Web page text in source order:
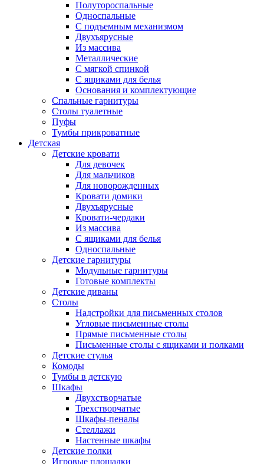
Полутороспальные
Односпальные
С подъемным механизмом
Двухъярусные
Из массива
Металлические
С мягкой спинкой
С ящиками для белья
Основания и комплектующие
Спальные гарнитуры
Столы туалетные
Пуфы
Тумбы прикроватные
Детская
Детские кровати
Для девочек
Для мальчиков
Для новорожденных
Кровати домики
Двухъярусные
Кровати-чердаки
Из массива
С ящиками для белья
Односпальные
Детские гарнитуры
Модульные гарнитуры
Готовые комплекты
Детские диваны
Столы
Надстройки для письменных столов
Угловые письменные столы
Прямые письменные столы
Письменные столы с ящиками и полками
Детские стулья
Комоды
Тумбы в детскую
Шкафы
Двухстворчатые
Трехстворчатые
Шкафы-пеналы
Стеллажи
Настенные шкафы
Детские полки
Игровые площадки